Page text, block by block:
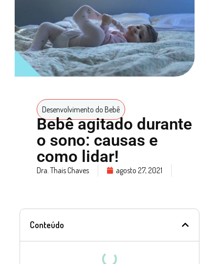
Desenvolvimento do Bebê
Bebê agitado durante
o sono: causas e
como lidar!
Dra. Thais Chaves agosto 27, 2021
Conteúdo